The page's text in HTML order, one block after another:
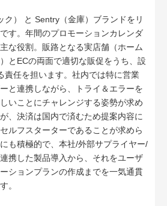
ク） と Sentry（金庫）ブランドをリ
す。年間のプロモーションカレンダ
な役割。販路となる実店舗（ホーム
とECの両面で適切な販促をうち、設
責任を担います。社内では特に営業
と連携しながら、トライ＆エラーを
いことにチャレンジする姿勢が求め
、決済は国内で済むため提案内容に
ルフスターターであることが求めら
も積極的で、本社/外部サプライヤー/
携した製品導入から、それをユーザ
ションプランの作成までを一気通貫
。